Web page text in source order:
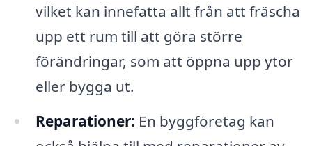
vilket kan innefatta allt från att fräscha
upp ett rum till att göra större
förändringar, som att öppna upp ytor
eller bygga ut.
Reparationer: En byggföretag kan